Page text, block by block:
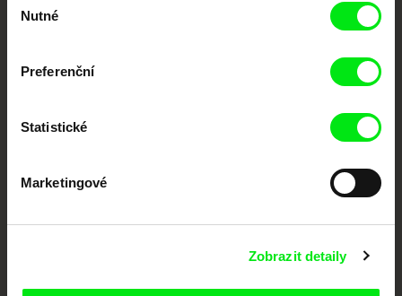
souhlasu
Nutné
Preferenční
Statistické
Marketingové
Zobrazit detaily